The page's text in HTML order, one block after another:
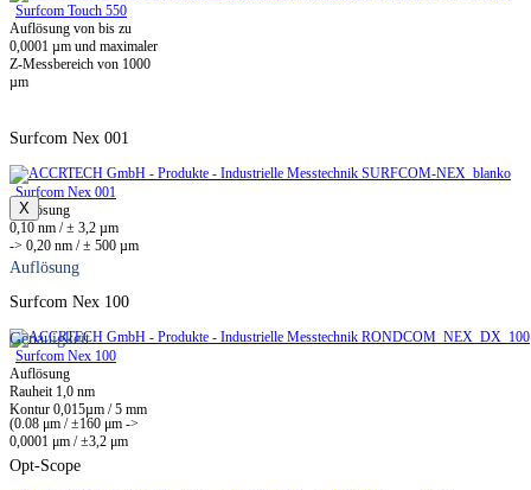
Surfcom Touch 550
Auflösung von bis zu
0,0001 µm und maximaler
Z-Messbereich von 1000
µm
Surfcom Nex 001
Surfcom Nex 001
Auflösung
0,10 nm / ± 3,2 µm
-> 0,20 nm / ± 500 µm
Surfcom Nex 100
Surfcom Nex 100
Auflösung
Rauheit 1,0 nm
Kontur 0,015µm / 5 mm
Opt-Scope
X
Auflösung
Genauigkeit
(0.08 μm / ±160 μm ->
0,0001 μm / ±3,2 μm